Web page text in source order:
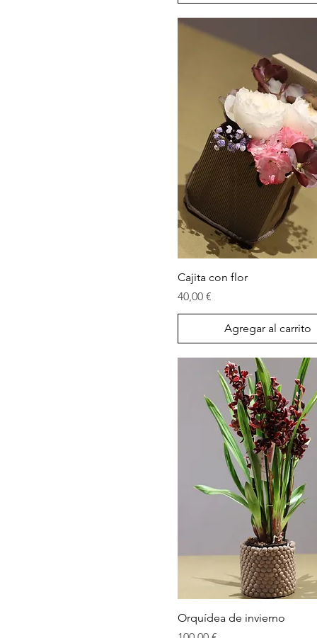
Vista rápida
Cajita con flor
Precio
40,00 €
Agregar al carrito
Vista rápida
Orquídea de invierno